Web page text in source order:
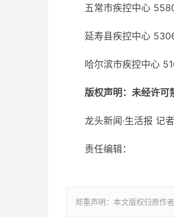
五常市疾控中心
延寿县疾控中心
哈尔滨市疾控中心
版权声明：未经许可
龙头新闻·生活报 记
责任编辑：
郑重声明：本文版权归原作